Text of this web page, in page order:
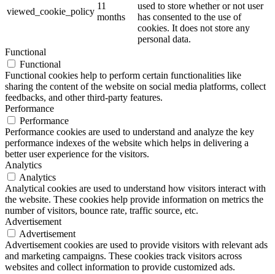
viewed_cookie_policy
11
months
used to store whether or not user
has consented to the use of
cookies. It does not store any
personal data.
Functional
Functional
Functional cookies help to perform certain functionalities like
sharing the content of the website on social media platforms, collect
feedbacks, and other third-party features.
Performance
Performance
Performance cookies are used to understand and analyze the key
performance indexes of the website which helps in delivering a
better user experience for the visitors.
Analytics
Analytics
Analytical cookies are used to understand how visitors interact with
the website. These cookies help provide information on metrics the
number of visitors, bounce rate, traffic source, etc.
Advertisement
Advertisement
Advertisement cookies are used to provide visitors with relevant ads
and marketing campaigns. These cookies track visitors across
websites and collect information to provide customized ads.